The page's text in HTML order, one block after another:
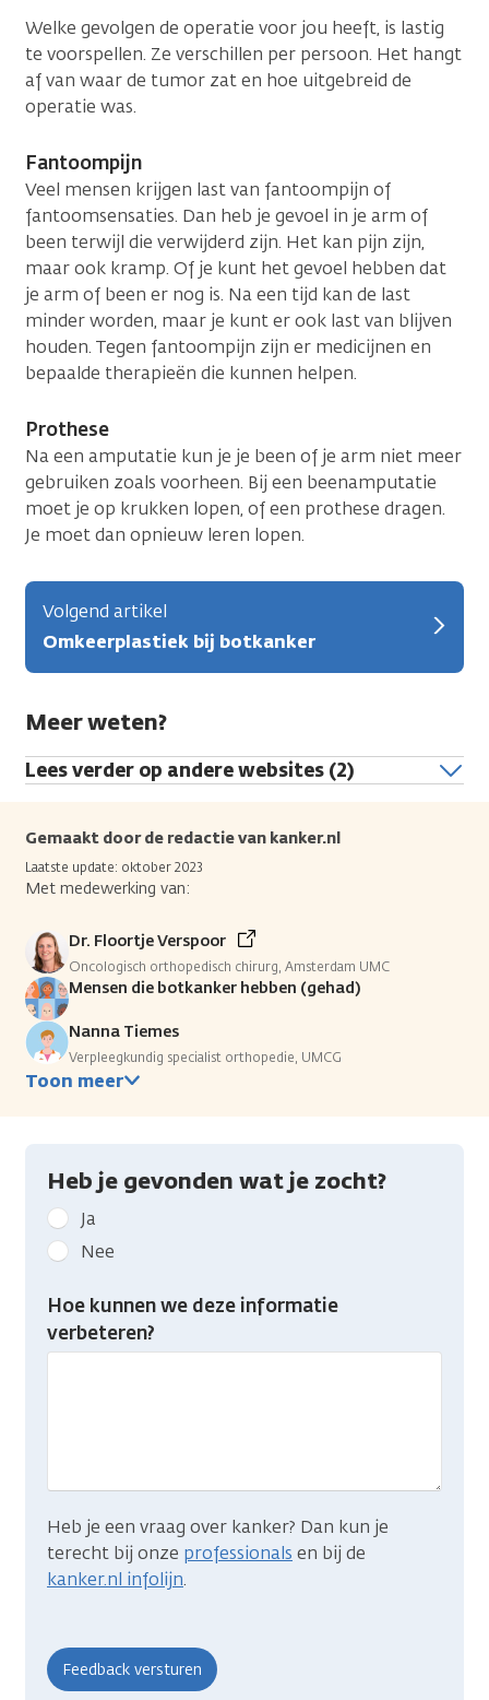
Welke gevolgen de operatie voor jou heeft, is lastig
te voorspellen. Ze verschillen per persoon. Het hangt
af van waar de tumor zat en hoe uitgebreid de
operatie was.
Fantoompijn
Veel mensen krijgen last van fantoompijn of
fantoomsensaties. Dan heb je gevoel in je arm of
been terwijl die verwijderd zijn. Het kan pijn zijn,
maar ook kramp. Of je kunt het gevoel hebben dat
je arm of been er nog is. Na een tijd kan de last
minder worden, maar je kunt er ook last van blijven
houden. Tegen fantoompijn zijn er medicijnen en
bepaalde therapieën die kunnen helpen.
Prothese
Na een amputatie kun je je been of je arm niet meer
gebruiken zoals voorheen. Bij een beenamputatie
moet je op krukken lopen, of een prothese dragen.
Je moet dan opnieuw leren lopen.
Volgend artikel
Omkeerplastiek bij botkanker
Meer weten?
Lees verder op andere websites (2)
Gemaakt door de redactie van kanker.nl
Laatste update: oktober 2023
Met medewerking van:
Dr. Floortje Verspoor
Oncologisch orthopedisch chirurg, Amsterdam UMC
Mensen die botkanker hebben (gehad)
Nanna Tiemes
Verpleegkundig specialist orthopedie, UMCG
Toon meer
Heb je gevonden wat je zocht?
Geef
kanker.nl
feedback:
Heb
gevonden
Ja
Nee
Hoe kunnen we deze informatie
verbeteren?
Heb je een vraag over kanker? Dan kun je
terecht bij onze professionals en bij de
kanker.nl infolijn.